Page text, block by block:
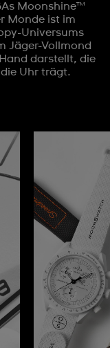
Moonshine™
Monde ist im
Universums
Jäger-Vollmond
darstellt, die
Uhr trägt.